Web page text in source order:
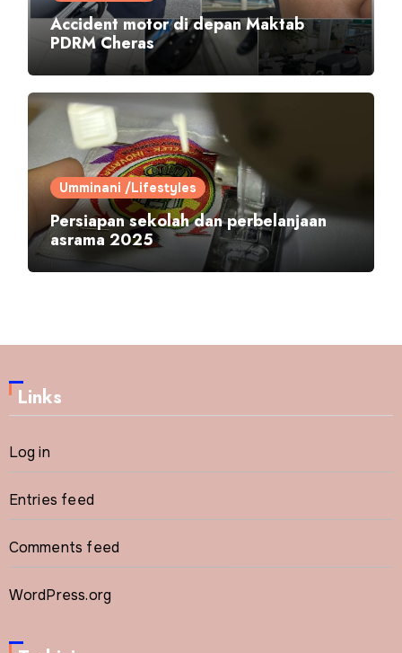
Accident motor di depan Maktab
PDRM Cheras
Umminani /Lifestyles
Persiapan sekolah dan perbelanjaan
asrama 2025
Links
Log in
Entries feed
Comments feed
WordPress.org